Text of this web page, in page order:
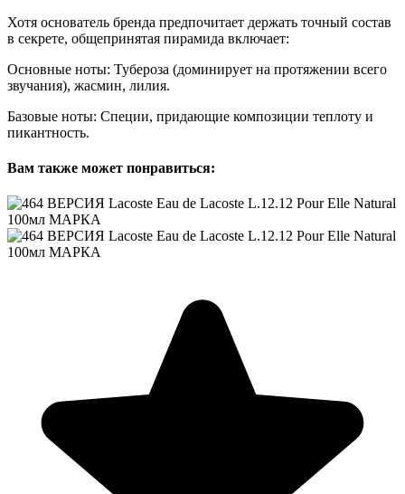
Хотя основатель бренда предпочитает держать точный состав
в секрете, общепринятая пирамида включает:
Основные ноты: Тубероза (доминирует на протяжении всего
звучания), жасмин, лилия.
Базовые ноты: Специи, придающие композиции теплоту и
пикантность.
Вам также может понравиться: